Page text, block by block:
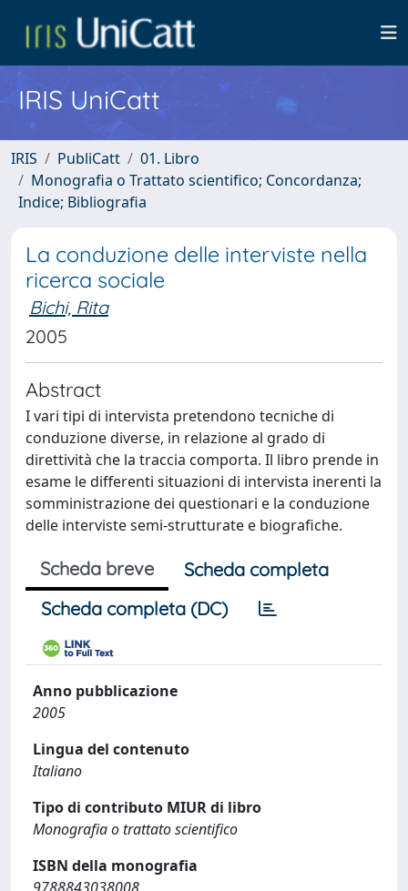
IRIS UniCatt
IRIS PubliCatt
01. Libro
Monografia o Trattato scientifico; Concordanza;
Indice; Bibliografia
La conduzione delle interviste nella
ricerca sociale
Bichi, Rita
2005
Abstract
I vari tipi di intervista pretendono tecniche di
conduzione diverse, in relazione al grado di
direttività che la traccia comporta. Il libro prende in
esame le differenti situazioni di intervista inerenti la
somministrazione dei questionari e la conduzione
delle interviste semi-strutturate e biografiche.
Scheda breve
Scheda completa
Scheda completa (DC)
Anno pubblicazione
2005
Lingua del contenuto
Italiano
Tipo di contributo MIUR di libro
Monografia o trattato scientifico
ISBN della monografia